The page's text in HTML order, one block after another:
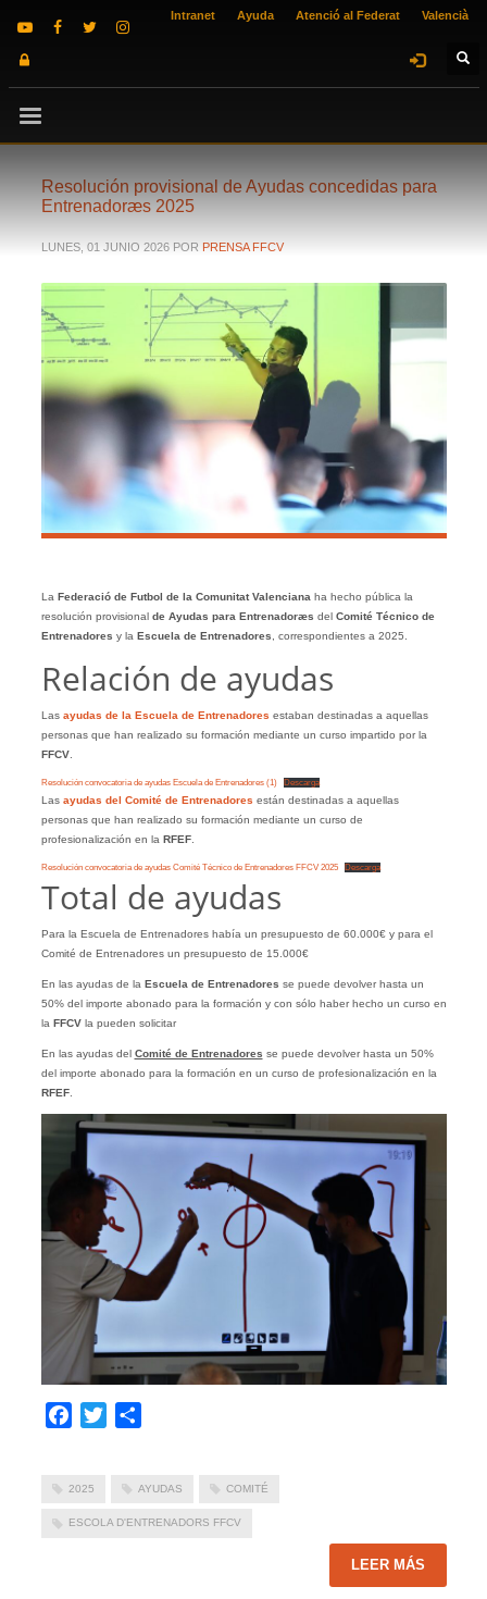
Intranet Ayuda Atenció al Federat Valencià
Resolución provisional de Ayudas concedidas para
Entrenadoræs 2025
LUNES, 01 JUNIO 2026 POR PRENSA FFCV
La Federació de Futbol de la Comunitat Valencianaha hecho pública la
resolución provisionalde Ayudas para Entrenadoræs del Comité Técnico de
Entrenadores y la Escuela de Entrenadores, correspondientes a 2025.
Relación de ayudas
Las ayudas de la Escuela de Entrenadores estaban destinadas a aquellas
personas que han realizado su formación mediante un curso impartido por la
FFCV.
Resolución convocatoria de ayudas Escuela de Entrenadores (1) Descarga
Las ayudas del Comité de Entrenadores están destinadas a aquellas
personas que han realizado su formación mediante un curso de
profesionalización en la RFEF.
Resolución convocatoria de ayudas Comité Técnico de Entrenadores FFCV 2025 Descarga
Total de ayudas
Para la Escuela de Entrenadores había un presupuesto de 60.000€ y para el
Comité de Entrenadores un presupuesto de 15.000€
En las ayudas de la Escuela de Entrenadores se puede devolver hasta un
50% del importe abonado para la formación y con sólo haber hecho un curso en
la FFCVla pueden solicitar
En las ayudas del Comité de Entrenadores se puede devolver hasta un 50%
del importe abonado para la formación en un curso de profesionalización en la
RFEF.
Facebook
Twitter
2025 AYUDAS COMITÉ
ESCOLA D'ENTRENADORS FFCV
LEER MÁS